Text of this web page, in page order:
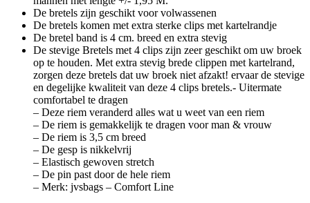
De bretels zijn geschikt voor volwassenen
De bretels komen met extra sterke clips met kartelrandje
De bretel band is 4 cm. breed en extra stevig
De stevige Bretels met 4 clips zijn zeer geschikt om uw broek
op te houden. Met extra stevig brede clippen met kartelrand,
zorgen deze bretels dat uw broek niet afzakt! ervaar de stevige
en degelijke kwaliteit van deze 4 clips bretels.- Uitermate
comfortabel te dragen
– Deze riem veranderd alles wat u weet van een riem
– De riem is gemakkelijk te dragen voor man & vrouw
– De riem is 3,5 cm breed
– De gesp is nikkelvrij
– Elastisch gewoven stretch
– De pin past door de hele riem
– Merk: jvsbags – Comfort Line